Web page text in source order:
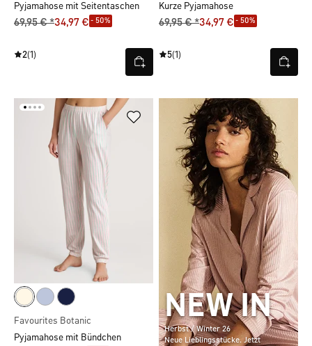
Pyjamahose mit Seitentaschen
69,95 € *34,97 € - 50%
2(1)
Kurze Pyjamahose
69,95 € *34,97 € - 50%
5(1)
Favourites Botanic
Pyjamahose mit Bündchen
NEW IN
Herbst / Winter 26
Neue Lieblingsstücke. Jetzt